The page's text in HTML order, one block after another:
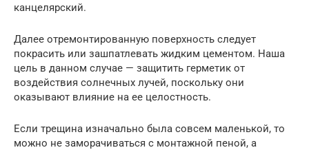
канцелярский.
Далее отремонтированную поверхность следует
покрасить или зашпатлевать жидким цементом. Наша
цель в данном случае — защитить герметик от
воздействия солнечных лучей, поскольку они
оказывают влияние на ее целостность.
Если трещина изначально была совсем маленькой, то
можно не заморачиваться с монтажной пеной, а